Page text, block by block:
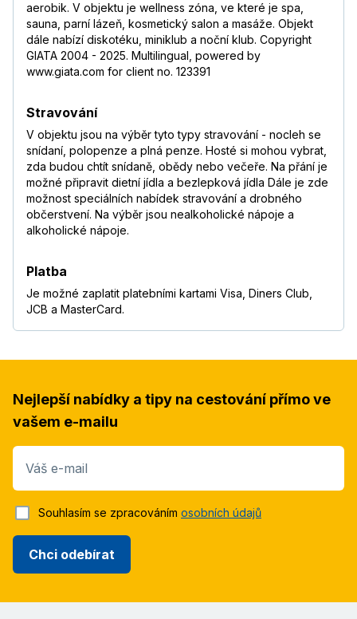
aerobik. V objektu je wellness zóna, ve které je spa,
sauna, parní lázeň, kosmetický salon a masáže. Objekt
dále nabízí diskotéku, miniklub a noční klub. Copyright
GIATA 2004 - 2025. Multilingual, powered by
www.giata.com for client no. 123391
Stravování
V objektu jsou na výběr tyto typy stravování - nocleh se
snídaní, polopenze a plná penze. Hosté si mohou vybrat,
zda budou chtít snídaně, obědy nebo večeře. Na přání je
možné připravit dietní jídla a bezlepková jídla Dále je zde
možnost speciálních nabídek stravování a drobného
občerstvení. Na výběr jsou nealkoholické nápoje a
alkoholické nápoje.
Platba
Je možné zaplatit platebními kartami Visa, Diners Club,
JCB a MasterCard.
Nejlepší nabídky a tipy na cestování přímo ve
vašem e-mailu
Váš e-mail
Chci odebírat
Souhlasím se zpracováním osobních údajů